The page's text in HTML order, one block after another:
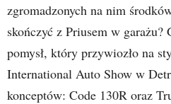
zgromadzonych na nim
skończyć z Priusem w
pomysł, który przywiozło na
International Auto Show w
konceptów: Code 130R oraz